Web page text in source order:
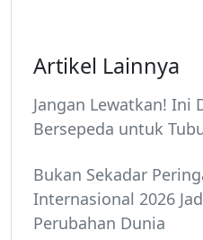
Artikel Lainnya
Jangan Lewatkan! Ini
Bersepeda untuk
Bukan Sekadar
Internasional 2026
Perubahan Dunia